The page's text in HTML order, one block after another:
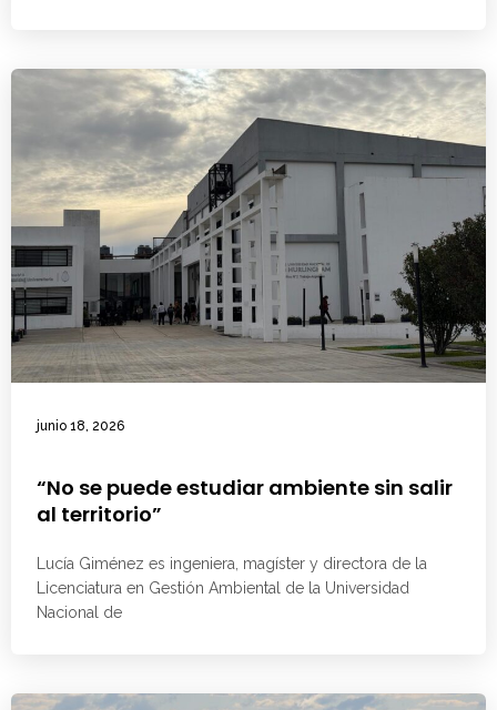
junio 18, 2026
“No se puede estudiar ambiente sin salir
al territorio”
Lucía Giménez es ingeniera, magíster y directora de la
Licenciatura en Gestión Ambiental de la Universidad
Nacional de